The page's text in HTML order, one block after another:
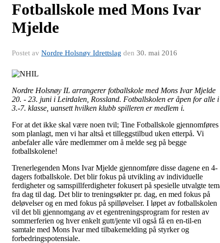
Fotballskole med Mons Ivar
Mjelde
Postet av Nordre Holsnøy Idrettslag den 30. mai 2016
Nordre Holsnøy IL arrangerer fotballskole med Mons Ivar Mjelde
20. - 23. juni i Leirdalen, Rossland. Fotballskolen er åpen for alle i
3.-7. klasse, uansett hvilken klubb spilleren er medlem i.
For at det ikke skal være noen tvil; Tine Fotballskole gjennomføres
som planlagt, men vi har altså et tilleggstilbud uken etterpå. Vi
anbefaler alle våre medlemmer om å melde seg på begge
fotballskolene!
Trenerlegenden Mons Ivar Mjelde gjennomføre disse dagene en 4-
dagers fotballskole. Det blir fokus på utvikling av individuelle
ferdigheter og samspillferdigheter fokusert på spesielle utvalgte
fra dag til dag. Det blir to treningsøkter pr. dag, en med fokus på
deløvelser og en med fokus på spilløvelser. I løpet av fotballskolen
vil det bli gjennomgang av et egentreningsprogram for resten av
sommerferien og hver enkelt gutt/jente vil også få en en-til-en
samtale med Mons Ivar med tilbakemelding på styrker og
forbedringspotensiale.